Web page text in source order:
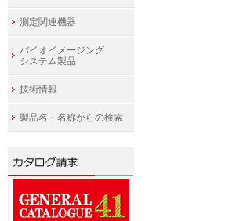
測定関連機器
バイオイメージング
システム製品
技術情報
製品名・名称からの検索